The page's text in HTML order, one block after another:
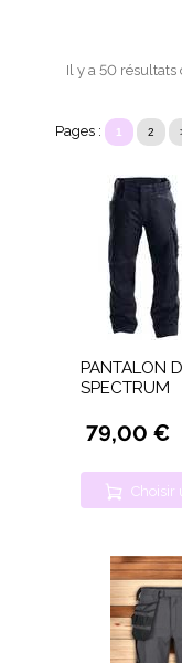
Il y a 50 résultats
Pages : 1 2
PANTALON
SPECTRUM
79,00 €
Choisir